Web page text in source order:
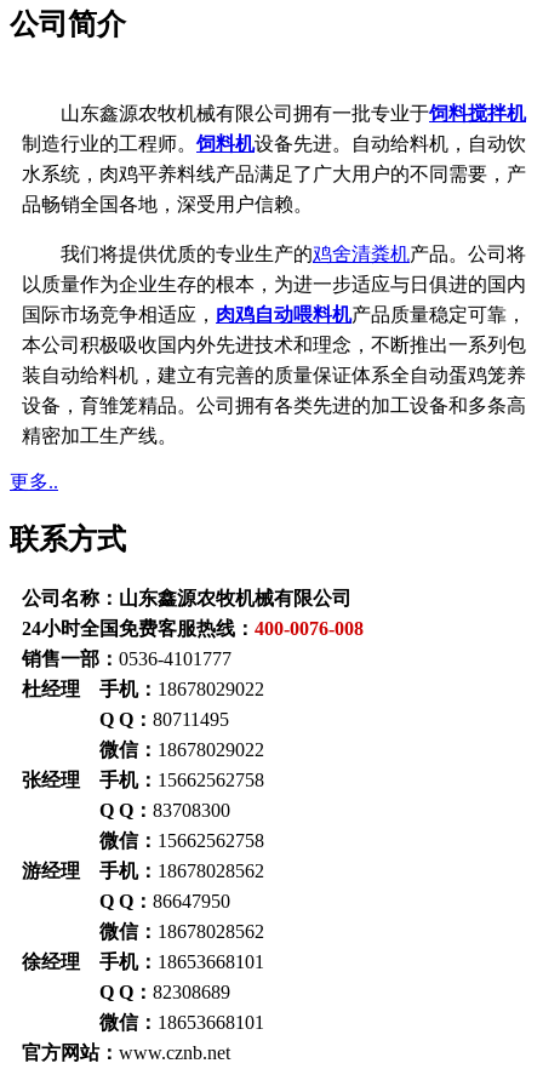
公司简介
山东鑫源农牧机械有限公司拥有一批专业于饲料搅拌机
制造行业的工程师。饲料机设备先进。自动给料机，自动饮
水系统， 肉鸡平养料线产品满足了广大用户的不同需要，产
品畅销全国各地，深受用户信赖。
我们将提供优质的专业生产的鸡舍清粪机产品。公司将
以质量作为企业生存的根本， 为进一步适应与日俱进的国内
国际市场竞争相适应， 肉鸡自动喂料机产品质量稳定可靠，
本公司积极吸收国内外先进技术和理念，不断推出一系列包
装自动给料机，建立有完善的质量保证体系全自动蛋鸡笼养
设备，育雏笼精品。公司拥有各类先进的加工设备和多条高
精密加工生产线。
更多..
联系方式
公司名称：山东鑫源农牧机械有限公司
24小时全国免费客服热线： 400-0076-008
销售一部： 0536-4101777
杜经理 手机： 18678029022
Q Q： 80711495
微信： 18678029022
张经理 手机： 15662562758
Q Q： 83708300
微信： 15662562758
游经理 手机： 18678028562
Q Q： 86647950
微信： 18678028562
徐经理 手机： 18653668101
Q Q： 82308689
微信： 18653668101
官方网站： www.cznb.net